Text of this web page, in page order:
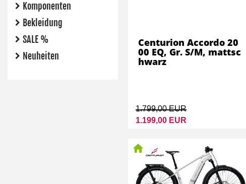
Komponenten
Bekleidung
SALE %
Neuheiten
1.799,00 EUR
1.199,00 EUR
Centurion Accordo 20
00 EQ, Gr. S/M, mattsc
hwarz